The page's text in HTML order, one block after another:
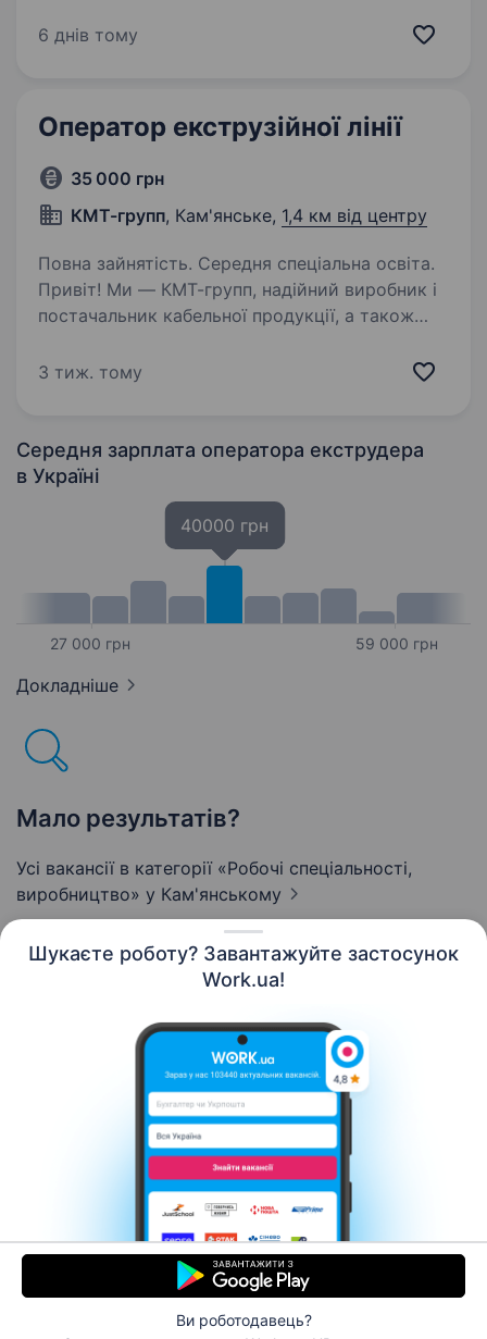
Шукаєте роботу? Завантажуйте застосунок
Work.ua!
Ви роботодавець?
Обов’язки: Налаштування обладнання (лінія…
6 днів тому
Оператор екструзійної лінії
35 000 грн
КМТ-групп, Кам'янське, 1,4 км від центру
Повна зайнятість. Середня спеціальна освіта.
Привіт! Ми — КМТ-групп, надійний виробник і
постачальник кабельної продукції, а також
Запрошуємо до нашої дружньої команди
3 тиж. тому
Середня зарплата оператора екструдера
в Україні
27 000 грн
40000 грн
59 000 грн
Докладніше
Мало результатів?
Усі вакансії в категорії «Робочі спеціальності,
виробництво» у Кам'янському
Контакти Про нас
Кар’єра
Допомога Умови використання